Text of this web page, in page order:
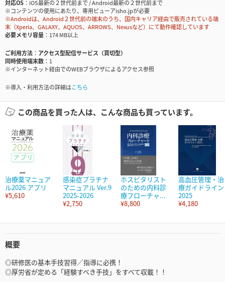
対応OS
iOS最新の２世代前まで / Android最新の２世代前まで
※コンテンツの使用にあたり、専用ビューアisho.jpが必要
※Androidは、Android２世代前の端末のうち、国内キャリア経由で販売されている端
末（Xperia、GALAXY、AQUOS、ARROWS、Nexusなど）にて動作確認しています
必要メモリ容量
174 MB以上
ご利用方法
アクセス型配信サービス（買切型）
同時使用端末数
1
※インターネット経由でのWEBブラウザによるアクセス参照
※導入・利用方法の詳細はこちら
この商品を買った人は、こんな商品も買っています。
治療薬マニュア
ル2026 アプリ
¥5,610
感染症プラチナ
マニュアル Ver.9
2025-2026
¥2,750
ホスピタリスト
のための内科診
療フローチャ...
¥8,800
高血圧管理・治
療ガイドライン
2025
¥4,180
概要
◎研修医の基本手技習得／指導に必携！
◎厚労省が定める「経験すべき手技」をすべて収載！！